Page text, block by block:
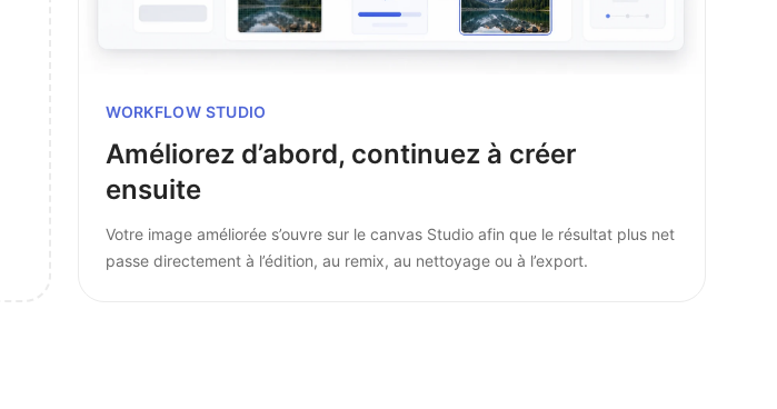
WORKFLOW STUDIO
Améliorez d’abord, continuez à créer
ensuite
Votre image améliorée s’ouvre sur le canvas Studio afin que le résultat plus net
passe directement à l’édition, au remix, au nettoyage ou à l’export.